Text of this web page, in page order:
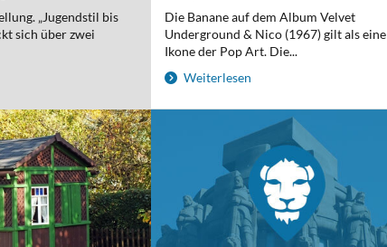
„Jugendstil bis
sich über zwei
Die Banane auf dem Album Velvet
Underground & Nico (1967) gilt als eine
Ikone der Pop Art. Die...
Weiterlesen